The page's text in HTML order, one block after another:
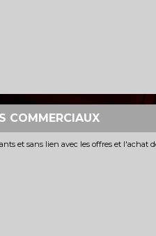
COMMERCIAUX
et sans lien avec les offres et l'achat